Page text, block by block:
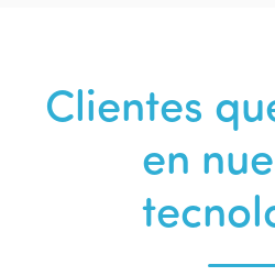
Clientes
en